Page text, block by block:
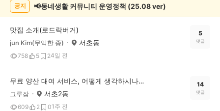
록
공지 📢동네생활 커뮤니티 운영정책 (25.08 ver)
맛집 소개(로드락버거)
jun Kim(무익한 종) 서초동
758 5 24일 전
5
댓글
무료 양산 대여 서비스, 어떻게 생각하시나요?
그루잠 서초2동
609 2 01주 전
14
댓글